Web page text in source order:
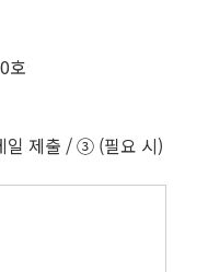
호
제출 / ③ (필요 시)